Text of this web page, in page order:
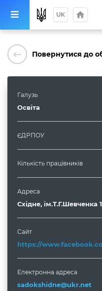
UK home
keyboard_backspace Повернутися до
Галузь
Освіта
ЄДРПОУ
Кількість працівників
Адреса
Східне, ім.Т.Г.Шевченка
Сайт
https://
Електронна адреса
sadokshidne@ukr.net